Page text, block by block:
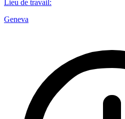
Lieu de travail :
Geneva